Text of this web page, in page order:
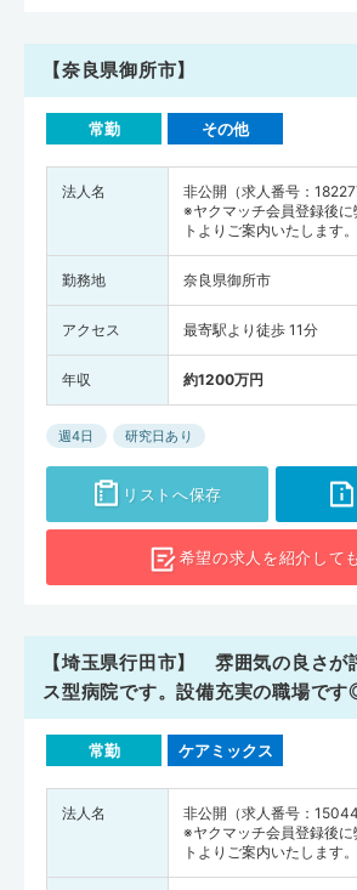
【奈良県御所市】
常勤 その他
法人名
非公開（求人番号：
※ヤクマッチ会員登録後
トよりご案内いたします。
勤務地 奈良県御所市
アクセス 最寄駅より徒歩 11分
年収 約1200万円
週4日 研究日あり
リストへ保存
希望の求人を紹介して
【埼玉県行田市】 雰囲気の良さが
ス型病院です。設備充実の職場で
常勤 ケアミックス
法人名
非公開（求人番号：
※ヤクマッチ会員登録後
トよりご案内いたします。